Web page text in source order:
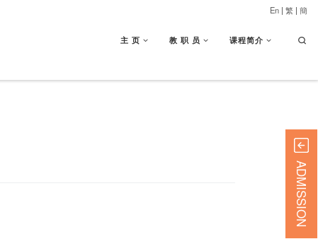
主 页 教 职 员 课程简介
En | 繁 | 簡
ADMISSION